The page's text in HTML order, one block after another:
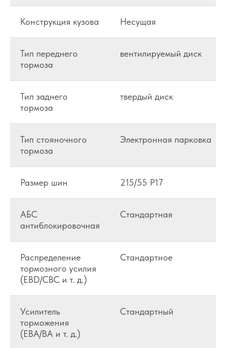
Конструкция кузова Несущая
Тип переднего
тормоза
вентилируемый диск
Тип заднего
тормоза
твердый диск
Тип стояночного
тормоза
Электронная парковка
Размер шин 215/55 Р17
АБС
антиблокировочная
Стандартная
Распределение
тормозного усилия
(EBD/CBC и т. д.)
Стандартное
Усилитель
торможения
(EBA/BA и т. д.)
Стандартный